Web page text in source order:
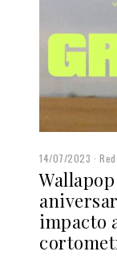
14/07/2023
impacto